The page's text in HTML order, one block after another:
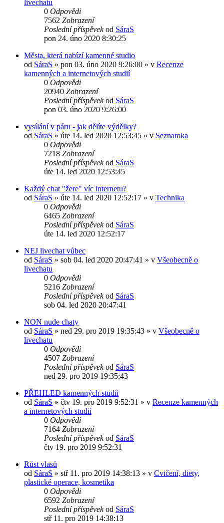
livechatu
0 Odpovědi
7562 Zobrazení
Poslední příspěvekod SáraS
pon 24. úno 2020 8:30:25
Města, která nabízí kamenné studio
od SáraS » pon 03. úno 2020 9:26:00 » v Recenze
kamenných a internetových studií
0 Odpovědi
20940 Zobrazení
Poslední příspěvekod SáraS
pon 03. úno 2020 9:26:00
vysílání v páru - jak dělíte výdělky?
od SáraS » úte 14. led 2020 12:53:45 » v Seznamka
0 Odpovědi
7218 Zobrazení
Poslední příspěvekod SáraS
úte 14. led 2020 12:53:45
Každý chat "žere" víc internetu?
od SáraS » úte 14. led 2020 12:52:17 » v Technika
0 Odpovědi
6465 Zobrazení
Poslední příspěvekod SáraS
úte 14. led 2020 12:52:17
NEJ livechat vůbec
od SáraS » sob 04. led 2020 20:47:41 » v Všeobecně o
livechatu
0 Odpovědi
5216 Zobrazení
Poslední příspěvekod SáraS
sob 04. led 2020 20:47:41
NON nude chaty
od SáraS » ned 29. pro 2019 19:35:43 » v Všeobecně o
livechatu
0 Odpovědi
4507 Zobrazení
Poslední příspěvekod SáraS
ned 29. pro 2019 19:35:43
PŘEHLED kamenných studií
od SáraS » čtv 19. pro 2019 9:52:31 » v Recenze kamenných
a internetových studií
0 Odpovědi
7164 Zobrazení
Poslední příspěvekod SáraS
čtv 19. pro 2019 9:52:31
Růst vlasů
od SáraS » stř 11. pro 2019 14:38:13 » v Cvičení, diety,
plastické operace, kosmetika
0 Odpovědi
6592 Zobrazení
Poslední příspěvekod SáraS
stř 11. pro 2019 14:38:13